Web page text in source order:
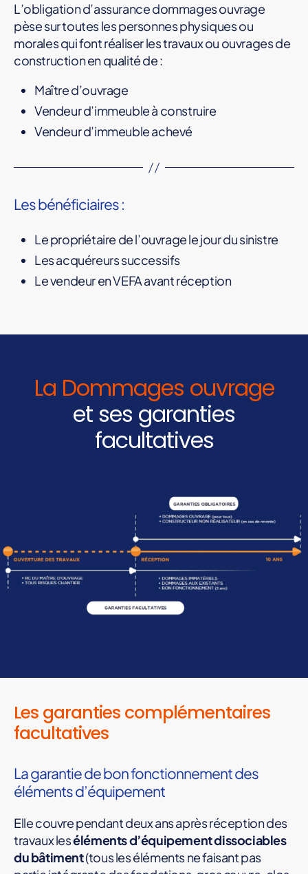
L’obligation d’assurance dommages ouvrage
pèse sur toutes les personnes physiques ou
morales qui font réaliser les travaux ou ouvrages de
construction en qualité de :
Maître d’ouvrage
Vendeur d’immeuble à construire
Vendeur d’immeuble achevé
Les bénéficiaires :
Le propriétaire de l’ouvrage le jour du sinistre
Les acquéreurs successifs
Le vendeur en VEFA avant réception
La Dommages ouvrage
et ses garanties
facultatives
m
Les garanties complémentaires
facultatives
La garantie de bon fonctionnement des
éléments d’équipement
Elle couvre pendant deux ans après réception des
travaux leséléments d’équipement dissociables
du bâtiment(tous les éléments ne faisant pas